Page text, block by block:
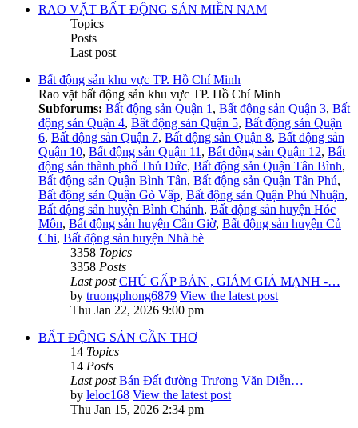
RAO VẶT BẤT ĐỘNG SẢN MIỀN NAM
Topics
Posts
Last post
Bất động sản khu vực TP. Hồ Chí Minh
Rao vặt bất động sản khu vực TP. Hồ Chí Minh
Subforums: Bất động sản Quận 1 , Bất động sản Quận 3, Bất
động sản Quận 4, Bất động sản Quận 5, Bất động sản Quận
6, Bất động sản Quận 7, Bất động sản Quận 8, Bất động sản
Quận 10, Bất động sản Quận 11 , Bất động sản Quận 12, Bất
động sản thành phố Thủ Đức, Bất động sản Quận Tân Bình,
Bất động sản Quận Bình Tân, Bất động sản Quận Tân Phú,
Bất động sản Quận Gò Vấp, Bất động sản Quận Phú Nhuận,
Bất động sản huyện Bình Chánh, Bất động sản huyện Hóc
Môn, Bất động sản huyện Cần Giờ, Bất động sản huyện Củ
Chi, Bất động sản huyện Nhà bè
3358 Topics
3358 Posts
Last post CHỦ GẤP BÁN , GIẢM GIÁ MẠNH -…
by truongphong6879 View the latest post
Thu Jan 22, 2026 9:00 pm
BẤT ĐỘNG SẢN CẦN THƠ
14 Topics
14 Posts
Last post Bán Đất đường Trương Văn Diễn…
by leloc168 View the latest post
Thu Jan 15, 2026 2:34 pm